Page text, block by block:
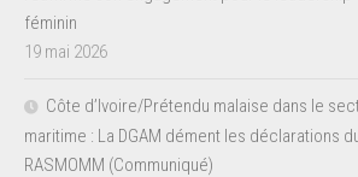
féminin
19 mai 2026
Côte d’Ivoire/Prétendu malaise dans le
maritime : La DGAM dément les déclarations
RASMOMM (Communiqué)